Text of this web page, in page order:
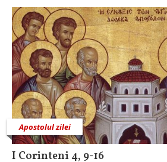
Apostolul zilei
I Corinteni 4, 9-16